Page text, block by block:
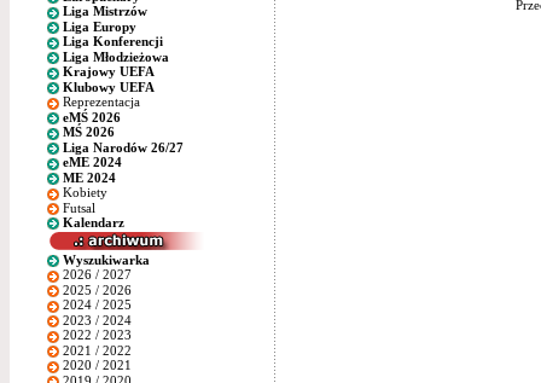
Liga Mistrzów
Liga Europy
Liga Konferencji
Liga Młodzieżowa
Krajowy UEFA
Klubowy UEFA
Reprezentacja
eMŚ 2026
MŚ 2026
Liga Narodów 26/27
eME 2024
ME 2024
Kobiety
Futsal
Kalendarz
Wyszukiwarka
2026 / 2027
2025 / 2026
2024 / 2025
2023 / 2024
2022 / 2023
2021 / 2022
2020 / 2021